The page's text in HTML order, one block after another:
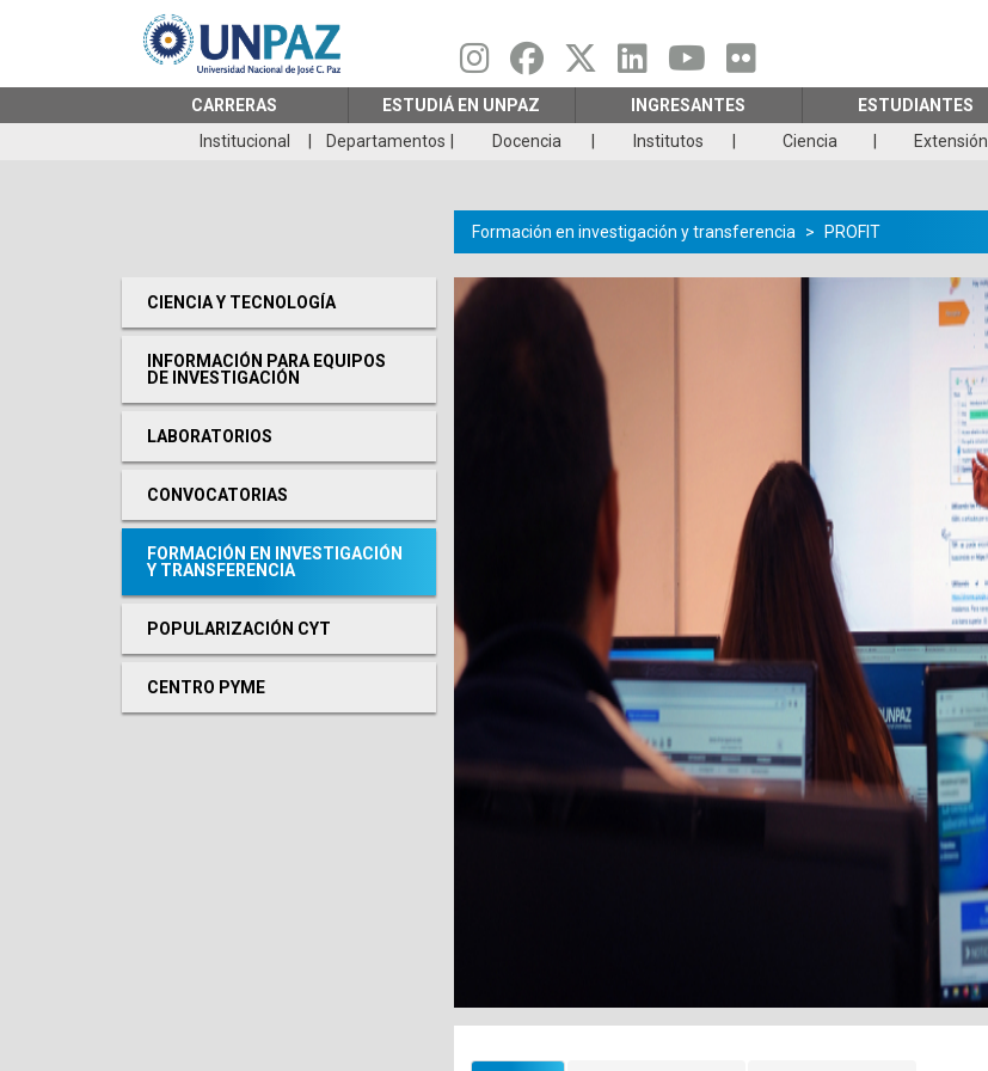
principal
CARRERAS
ESTUDIÁ EN UNPAZ INGRESANTES ESTUDIANTES
Institucional
Departamentos Docencia Institutos Ciencia Extensión
CIENCIA Y TECNOLOGÍA
INFORMACIÓN PARA EQUIPOS
DE INVESTIGACIÓN
LABORATORIOS
CONVOCATORIAS
FORMACIÓN EN INVESTIGACIÓN
Y TRANSFERENCIA
POPULARIZACIÓN CYT
CENTRO PYME
Formación en investigación y transferencia PROFIT